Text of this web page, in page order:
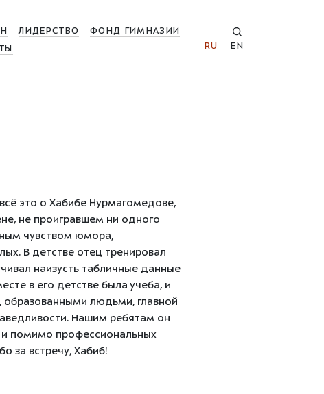
ЛИДЕРСТВО
ФОНД ГИМНАЗИИ
RU EN
это о Хабибе Нурмагомедове,
не проигравшем ни одного
чувством юмора,
В детстве отец тренировал
наизусть табличные данные
в его детстве была учеба, и
образованными людьми, главной
Нашим ребятам он
и помимо профессиональных
за встречу, Хабиб!